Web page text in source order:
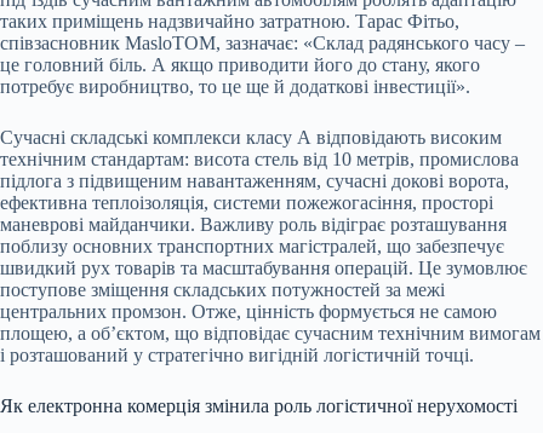
таких приміщень надзвичайно затратною. Тарас Фітьо,
співзасновник MasloTOM, зазначає: «Склад радянського часу –
це головний біль. А якщо приводити його до стану, якого
потребує виробництво, то це ще й додаткові інвестиції».
Сучасні складські комплекси класу А відповідають високим
технічним стандартам: висота стель від 10 метрів, промислова
підлога з підвищеним навантаженням, сучасні докові ворота,
ефективна теплоізоляція, системи пожежогасіння, просторі
маневрові майданчики. Важливу роль відіграє розташування
поблизу основних транспортних магістралей, що забезпечує
швидкий рух товарів та масштабування операцій. Це зумовлює
поступове зміщення складських потужностей за межі
центральних промзон. Отже, цінність формується не самою
площею, а об’єктом, що відповідає сучасним технічним вимогам
і розташований у стратегічно вигідній логістичній точці.
Як електронна комерція змінила роль логістичної нерухомості